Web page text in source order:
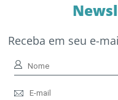
Receba em seu e-